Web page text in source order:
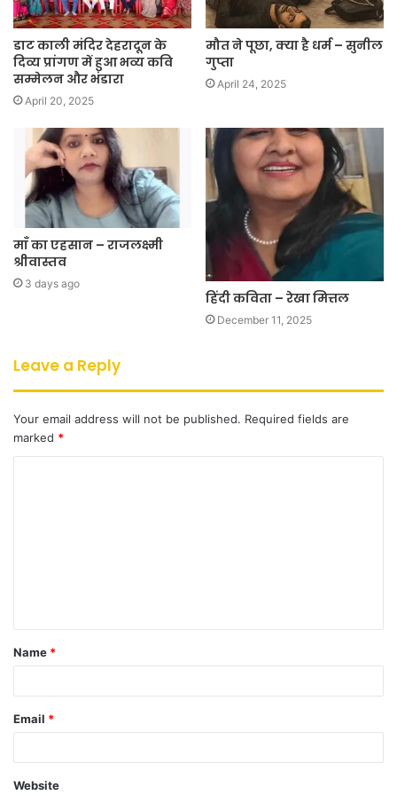
डाट काली मंदिर देहरादून के
दिव्य प्रांगण में हुआ भव्य कवि
सम्मेलन और भंडारा
April 20, 2025
मौत ने पूछा, क्या है धर्म – सुनील
गुप्ता
April 24, 2025
माँ का एहसान – राजलक्ष्मी
श्रीवास्तव
3 days ago
हिंदी कविता – रेखा मित्तल
December 11, 2025
Leave a Reply
Your email address will not be published. Required fields are
marked *
t
*
Name *
Email *
Website